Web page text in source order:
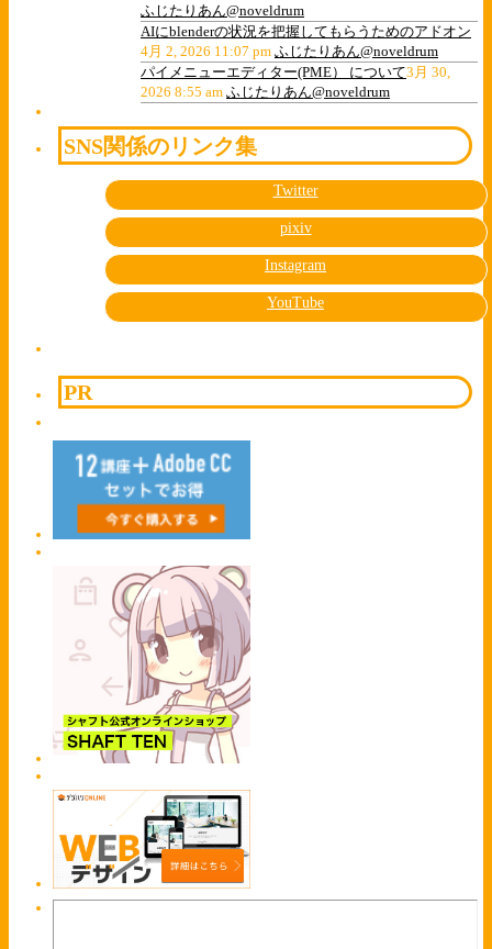
ふじたりあん@noveldrum
AIにblenderの状況を把握してもらうためのアドオン
4月 2, 2026 11:07 pm ふじたりあん@noveldrum
パイメニューエディター(PME） について3月 30,
2026 8:55 am ふじたりあん@noveldrum
SNS関係のリンク集
Twitter
pixiv
Instagram
YouTube
PR